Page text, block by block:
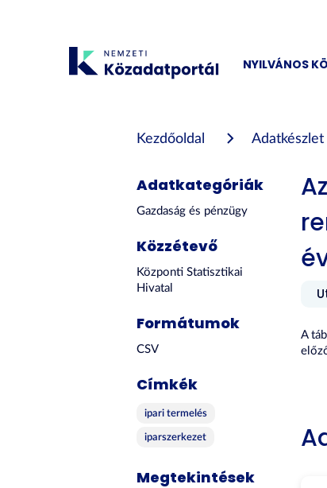
NYILVÁNOS
Kezdőoldal Adatkészlet
Adatkategóriák
Gazdaság és pénzügy
Közzétevő
Központi Statisztikai
Hivatal
Formátumok
CSV
Címkék
ipari termelés
iparszerkezet
Megtekintések
A